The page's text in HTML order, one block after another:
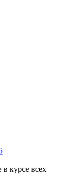
курсе всех